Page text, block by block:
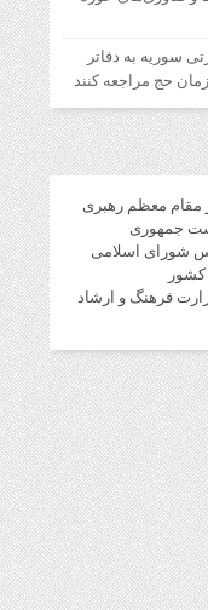
سوریه به دفاتر
حج مراجعه کنند
مقام معظم رهبری
جمهوری
شورای اسلامی
کشور
فرهنگ و ارشاد